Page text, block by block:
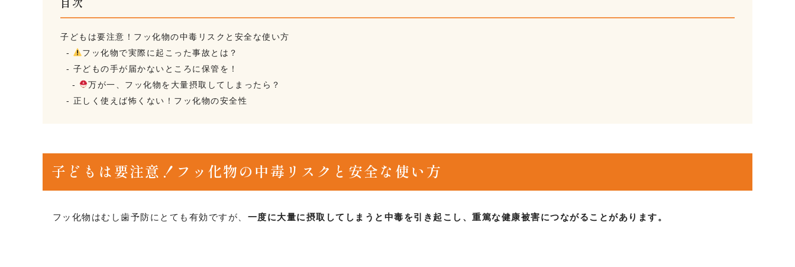
目次
子どもは要注意！フッ化物の中毒リスクと安全な使い方
フッ化物で実際に起こった事故とは？
子どもの手が届かないところに保管を！
万が一、フッ化物を大量摂取してしまったら？
正しく使えば怖くない！フッ化物の安全性
子どもは要注意！フッ化物の中毒リスクと安全な使い方
フッ化物はむし歯予防にとても有効ですが、 一度に大量に摂取してしまうと中毒を引き起こし、重篤な健康被害につながることがあります。